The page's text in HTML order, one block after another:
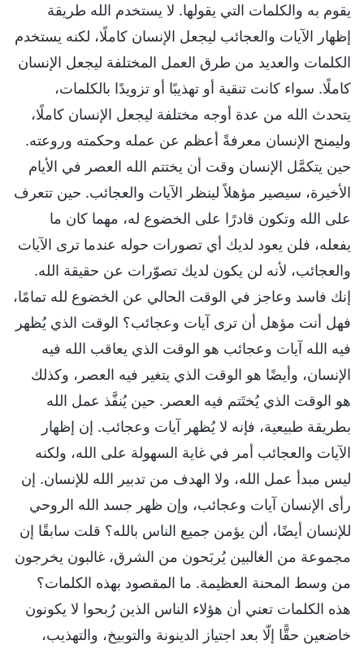
يقوم به والكلمات التي يقولها. لا يستخدم الله طريقة
إظهار الآيات والعجائب ليجعل الإنسان كاملًا، لكنه يستخدم
الكلمات والعديد من طرق العمل المختلفة ليجعل الإنسان
كاملًا. سواء كانت تنقية أو تهذيبًا أو تزويدًا بالكلمات،
يتحدث الله من عدة أوجه مختلفة ليجعل الإنسان كاملًا،
وليمنح الإنسان معرفةً أعظم عن عمله وحكمته وروعته.
حين يتكمَّل الإنسان وقت أن يختتم الله العصر في الأيام
الأخيرة، سيصير مؤهلاً لينظر الآيات والعجائب. حين تتعرف
على الله وتكون قادرًا على الخضوع له، مهما كان ما
يفعله، فلن يعود لديك أي تصورات حوله عندما ترى الآيات
والعجائب، لأنه لن يكون لديك تصوّرات عن حقيقة الله.
إنك فاسد وعاجز في الوقت الحالي عن الخضوع لله تمامًا،
فهل أنت مؤهل أن ترى آيات وعجائب؟ الوقت الذي يُظهر
فيه الله آيات وعجائب هو الوقت الذي يعاقب الله فيه
الإنسان، وأيضًا هو الوقت الذي يتغير فيه العصر، وكذلك
هو الوقت الذي يُختَتم فيه العصر. حين يُنفَّذ عمل الله
بطريقة طبيعية، فإنه لا يُظهر آيات وعجائب. إن إظهار
الآيات والعجائب أمر في غاية السهولة على الله، ولكنه
ليس مبدأ عمل الله، ولا الهدف من تدبير الله للإنسان. إن
رأى الإنسان آيات وعجائب، وإن ظهر جسد الله الروحي
للإنسان أيضًا، ألن يؤمن جميع الناس بالله؟ قلت سابقًا إن
مجموعة من الغالبين يُربَحون من الشرق، غالبون يخرجون
من وسط المحنة العظيمة. ما المقصود بهذه الكلمات؟
هذه الكلمات تعني أن هؤلاء الناس الذين رُبحوا لا يكونون
خاضعين حقًّا إلّا بعد اجتياز الدينونة والتوبيخ، والتهذيب،